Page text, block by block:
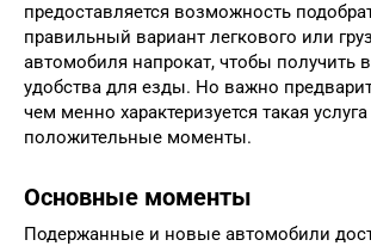
предоставляется возможность
правильный вариант легкового или
автомобиля напрокат, чтобы получить
удобства для езды. Но важно
чем менно характеризуется такая
положительные моменты.
Основные моменты
Подержанные и новые автомобили